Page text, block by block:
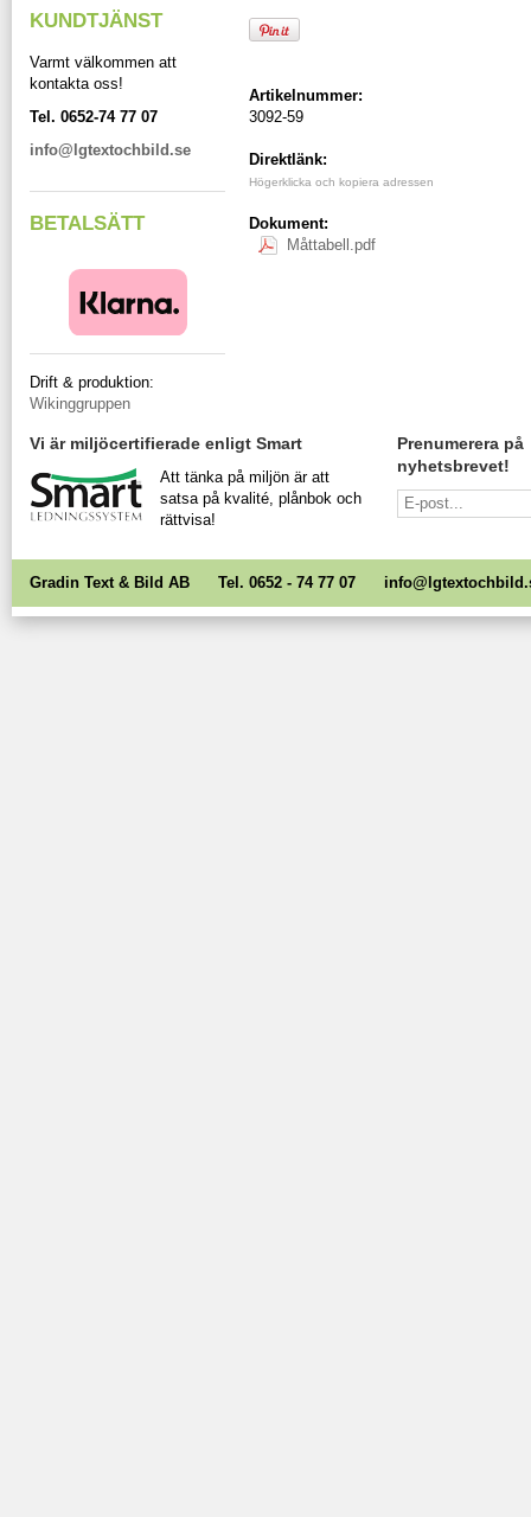
KUNDTJÄNST
Varmt välkommen att
kontakta oss!
Tel. 0652-74 77 07
info@lgtextochbild.se
BETALSÄTT
Drift & produktion:
Wikinggruppen
Artikelnummer:
3092-59
Direktlänk:
Högerklicka och kopiera adressen
Dokument:
Måttabell.pdf
Gradin Text & Bild AB Tel. 0652 - 74 77 07
Vi är miljöcertifierade enligt Smart
Att tänka på miljön är att
satsa på kvalité, plånbok och
rättvisa!
Prenumerera på
nyhetsbrevet!